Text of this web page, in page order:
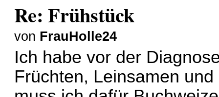
Re: Frühstück
von FrauHolle24
Ich habe vor der
Früchten, Leinsamen